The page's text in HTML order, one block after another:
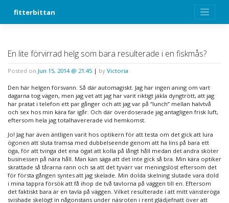
fitterbittan
En lite förvirrad helg som bara resulterade i en fiskmås?
Posted on Jun 15, 2014 @ 21:45 | by Victoria
Den här helgen försvann. Så där automagiskt. Jag har ingen aning om vart
dagarna tog vägen, men jag vet att jag har varit riktigt jäkla dyngtrött, att jag
har pratat i telefon ett par gånger och att jag var på “lunch” mellan halvtvå
och sex hos min kära far igår. Och där överdoserade jag antagligen frisk luft,
eftersom hela jag totalhavererade vid hemkomst.
Jo! Jag har även äntligen varit hos optikern för att testa om det gick att lura
ögonen att sluta tramsa med dubbelseende genom att ha lins på bara ett
öga, för att tvinga det ena ögat att kolla på långt håll medan det andra sköter
businessen på nära håll. Man kan säga att det inte gick så bra. Min kära optiker
skrattade så tårarna rann och sa att det tyvärr var meningslöst eftersom det
för första gången syntes att jag skelade. Min dolda skelning slutade vara dold
i mina tappra försök att få ihop de två tavlorna på väggen till en. Eftersom
det faktiskt bara är en tavla på väggen. Vilket resulterade i att mitt vänsteröga
svishade skelögt in någonstans under näsroten i rent glädjefnatt över att